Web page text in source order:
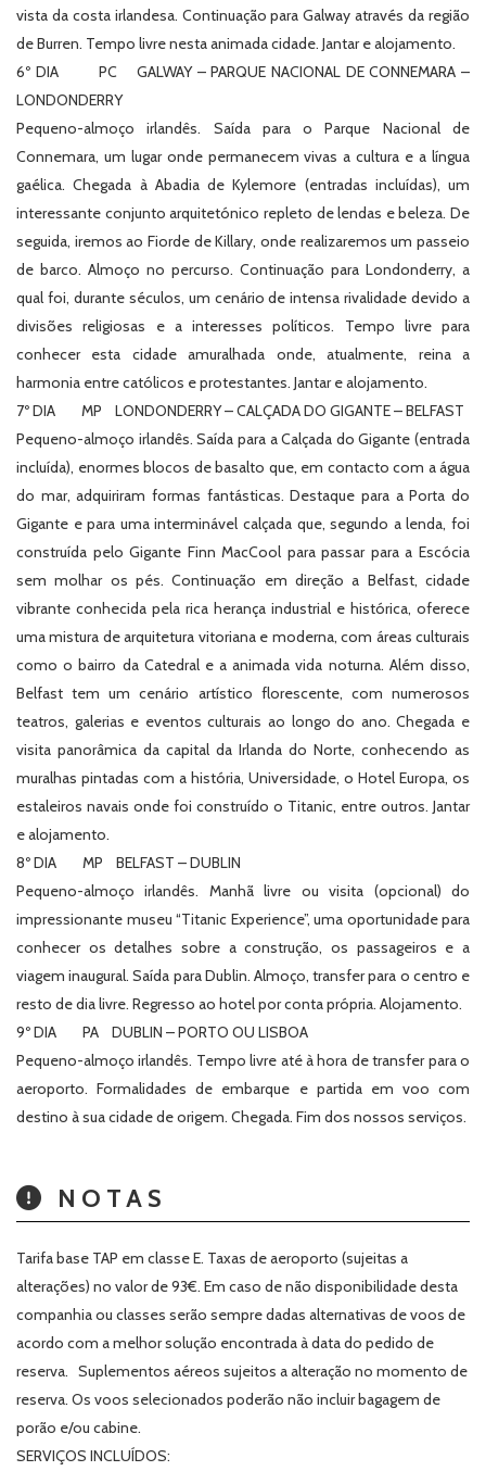
vista da costa irlandesa. Continuação para Galway através da região
de Burren. Tempo livre nesta animada cidade. Jantar e alojamento.
6º DIA PC GALWAY – PARQUE NACIONAL DE CONNEMARA –
LONDONDERRY
Pequeno-almoço irlandês. Saída para o Parque Nacional de
Connemara, um lugar onde permanecem vivas a cultura e a língua
gaélica. Chegada à Abadia de Kylemore (entradas incluídas), um
interessante conjunto arquitetónico repleto de lendas e beleza. De
seguida, iremos ao Fiorde de Killary, onde realizaremos um passeio
de barco. Almoço no percurso. Continuação para Londonderry, a
qual foi, durante séculos, um cenário de intensa rivalidade devido a
divisões religiosas e a interesses políticos. Tempo livre para
conhecer esta cidade amuralhada onde, atualmente, reina a
harmonia entre católicos e protestantes. Jantar e alojamento.
7º DIA MP LONDONDERRY – CALÇADA DO GIGANTE – BELFAST
Pequeno-almoço irlandês. Saída para a Calçada do Gigante (entrada
incluída), enormes blocos de basalto que, em contacto com a água
do mar, adquiriram formas fantásticas. Destaque para a Porta do
Gigante e para uma interminável calçada que, segundo a lenda, foi
construída pelo Gigante Finn MacCool para passar para a Escócia
sem molhar os pés. Continuação em direção a Belfast, cidade
vibrante conhecida pela rica herança industrial e histórica, oferece
uma mistura de arquitetura vitoriana e moderna, com áreas culturais
como o bairro da Catedral e a animada vida noturna. Além disso,
Belfast tem um cenário artístico florescente, com numerosos
teatros, galerias e eventos culturais ao longo do ano. Chegada e
visita panorâmica da capital da Irlanda do Norte, conhecendo as
muralhas pintadas com a história, Universidade, o Hotel Europa, os
estaleiros navais onde foi construído o Titanic, entre outros. Jantar
e alojamento.
8º DIA MP BELFAST – DUBLIN
Pequeno-almoço irlandês. Manhã livre ou visita (opcional) do
impressionante museu “Titanic Experience”, uma oportunidade para
conhecer os detalhes sobre a construção, os passageiros e a
viagem inaugural. Saída para Dublin. Almoço, transfer para o centro e
resto de dia livre. Regresso ao hotel por conta própria. Alojamento.
9º DIA PA DUBLIN – PORTO OU LISBOA
Pequeno-almoço irlandês. Tempo livre até à hora de transfer para o
aeroporto. Formalidades de embarque e partida em voo com
destino à sua cidade de origem. Chegada. Fim dos nossos serviços.
NOTAS
Tarifa base TAP em classe E. Taxas de aeroporto (sujeitas a
alterações) no valor de 93€. Em caso de não disponibilidade desta
companhia ou classes serão sempre dadas alternativas de voos de
acordo com a melhor solução encontrada à data do pedido de
reserva. Suplementos aéreos sujeitos a alteração no momento de
reserva. Os voos selecionados poderão não incluir bagagem de
porão e/ou cabine.
SERVIÇOS INCLUÍDOS: